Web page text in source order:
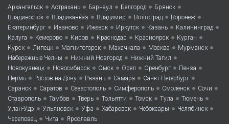
Архангельск • Астрахань • Барнаул • Белгород • Брянск •
Владивосток • Владикавказ • Владимир • Волгоград • Воронеж •
Екатеринбург • Иваново • Ижевск • Иркутск • Казань • Калининград •
Калуга • Кемерово • Киров • Краснодар • Красноярск • Курган •
Курск • Липецк • Магнитогорск • Махачкала • Москва • Мурманск •
Набережные Челны • Нижний Новгород • Нижний Тагил •
Новокузнецк • Новосибирск • Омск • Орел • Оренбург • Пенза •
Пермь • Ростов-на-Дону • Рязань • Самара • Санкт-Петербург •
Саранск • Саратов • Севастополь • Симферополь • Смоленск • Сочи •
Ставрополь • Тамбов • Тверь • Тольятти • Томск • Тула • Тюмень •
Улан-Удэ • Ульяновск • Уфа • Хабаровск • Чебоксары • Челябинск •
Череповец • Чита • Ярославль